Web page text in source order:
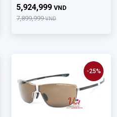
7,899,999VND
5,924,999 VND
-25%